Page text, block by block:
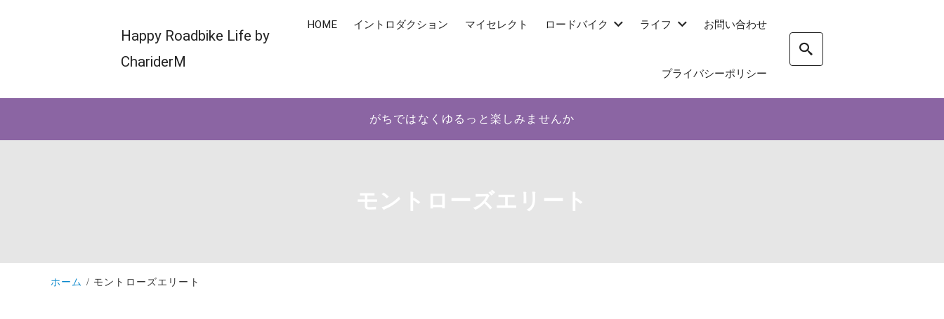
Happy Roadbike Life by
ChariderM
HOME イントロダクション マイセレクト ロードバイク ライフ お問い合わせ
プライバシーポリシー
がちではなくゆるっと楽しみませんか
モントローズエリート
ホーム モントローズエリート